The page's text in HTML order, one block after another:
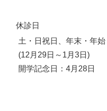
休診日
土・日祝日、年末・年始
(12月29日～1月3日)
開学記念日
：4月28日